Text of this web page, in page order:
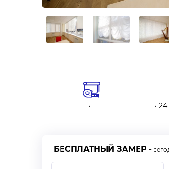
24
БЕСПЛАТНЫЙ ЗАМЕР -